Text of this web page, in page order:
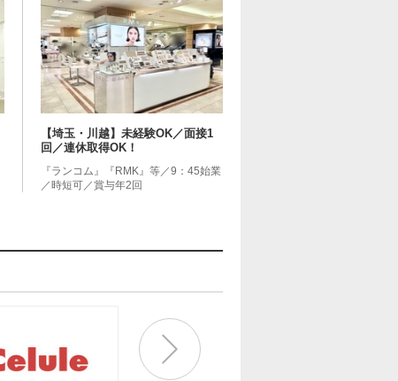
【埼玉・川越】未経験OK／面接1
回／連休取得OK！
『ランコム』『RMK』等／9：45始業
／時短可／賞与年2回